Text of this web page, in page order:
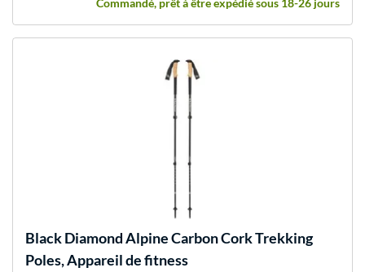
Commandé, prêt à être expédié sous 18-26 jours
Black DiamondAlpine Carbon Cork Trekking
Poles, Appareil de fitness